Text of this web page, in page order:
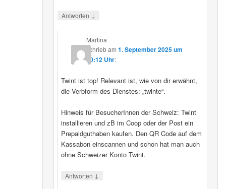
Antworten ↓
Martina
schriebam1. September 2025 um
20:12 Uhr:
Twint ist top! Relevant ist, wie von dir erwähnt,
die Verbform des Dienstes: „twinte“.
Hinweis für BesucherInnen der Schweiz: Twint
installieren und zB im Coop oder der Post ein
Prepaidguthaben kaufen. Den QR Code auf dem
Kassabon einscannen und schon hat man auch
ohne Schweizer Konto Twint.
Antworten ↓